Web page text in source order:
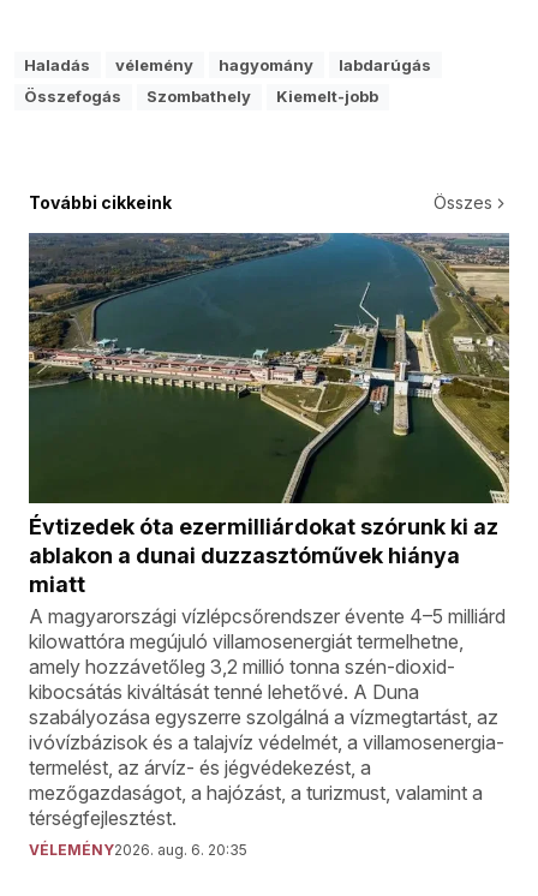
Haladás vélemény hagyomány
labdarúgás
Összefogás
Szombathely Kiemelt-jobb
További cikkeink Összes
Évtizedek óta ezermilliárdokat szórunk ki az
ablakon a dunai duzzasztóművek hiánya
miatt
A magyarországi vízlépcsőrendszer évente 4–5 milliárd
kilowattóra megújuló villamosenergiát termelhetne,
amely hozzávetőleg 3,2 millió tonna szén-dioxid-
kibocsátás kiváltását tenné lehetővé. A Duna
szabályozása egyszerre szolgálná a vízmegtartást, az
ivóvízbázisok és a talajvíz védelmét, a villamosenergia-
termelést, az árvíz- és jégvédekezést, a
mezőgazdaságot, a hajózást, a turizmust, valamint a
térségfejlesztést.
VÉLEMÉNY2026. aug. 6. 20:35